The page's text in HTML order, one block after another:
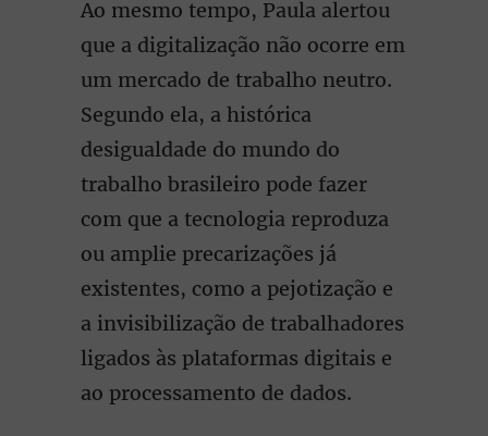
Ao mesmo tempo, Paula alertou
que a digitalização não ocorre em
um mercado de trabalho neutro.
Segundo ela, a histórica
desigualdade do mundo do
trabalho brasileiro pode fazer
com que a tecnologia reproduza
ou amplie precarizações já
existentes, como a pejotização e
a invisibilização de trabalhadores
ligados às plataformas digitais e
ao processamento de dados.